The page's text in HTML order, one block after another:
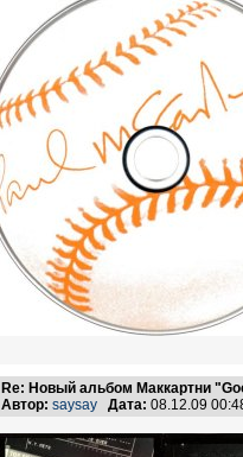
Re: Новый альбом Маккартни
Автор: saysay Дата: 08.12.09